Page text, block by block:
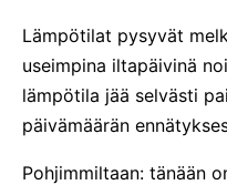
Lämpötilat pysyvät
useimpina iltapäivinä
lämpötila jää selvästi
päivämäärän
Pohjimmiltaan: tänään